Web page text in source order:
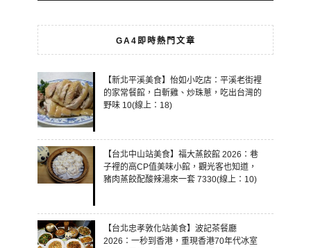
GA4即時熱門文章
【新北平溪美食】怡如小吃店：平溪老街裡
的家常餐館，白斬雞、炒珠蔥，吃出台灣的
野味 10(線上：18)
【台北中山站美食】福大蒸餃館 2026：巷
子裡的高CP值美味小館，觀光客也知道，
豬肉蒸餃配酸辣湯來一套 7330(線上：10)
【台北忠孝敦化站美食】波記茶餐廳
2026：一秒到香港，重現香港70年代冰室